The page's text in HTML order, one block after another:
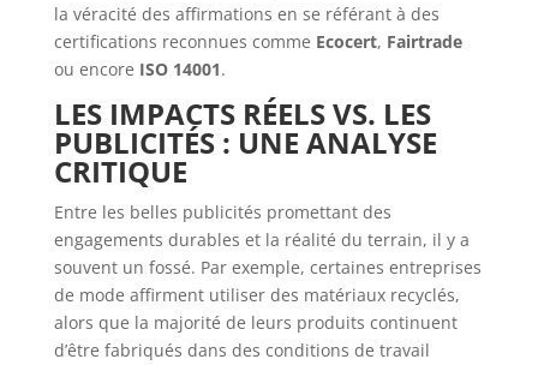
la véracité des affirmations en se référant à des
certifications reconnues comme Ecocert, Fairtrade
ou encore ISO 14001.
LES IMPACTS RÉELS VS. LES
PUBLICITÉS : UNE ANALYSE
CRITIQUE
Entre les belles publicités promettant des
engagements durables et la réalité du terrain, il y a
souvent un fossé. Par exemple, certaines entreprises
de mode affirment utiliser des matériaux recyclés,
alors que la majorité de leurs produits continuent
d’être fabriqués dans des conditions de travail